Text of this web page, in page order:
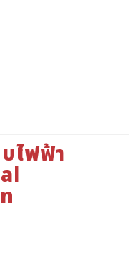
ไฟฟ้า